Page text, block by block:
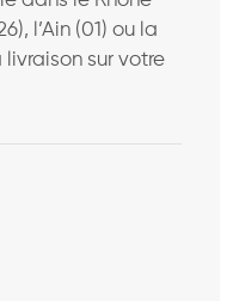
l’Ain (01) ou la
livraison sur votre